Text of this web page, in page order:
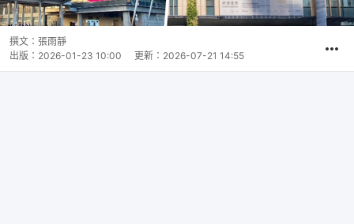
撰文： 張雨靜
出版： 2026-01-23 10:00 更新： 2026-07-21 14:55